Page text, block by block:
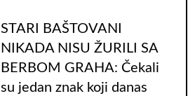
STARI BAŠTOVANI
NIKADA NISU ŽURILI SA
BERBOM GRAHA: Čekali
su jedan znak koji danas